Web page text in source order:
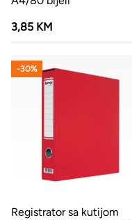
3,85 KM
Registrator sa kutijom
-30%